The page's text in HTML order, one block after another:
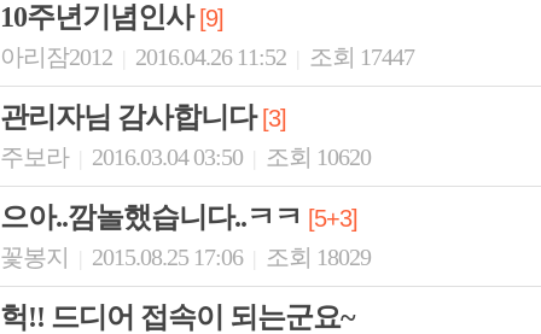
10주년기념인사 [9]
아리잠2012
2016.04.26 11:52 조회 17447
관리자님 감사합니다 [3]
주보라
2016.03.04 03:50 조회 10620
으아..깜놀했습니다..ㅋㅋ [5+3]
꽃봉지
2015.08.25 17:06 조회 18029
헉!! 드디어 접속이 되는군요~